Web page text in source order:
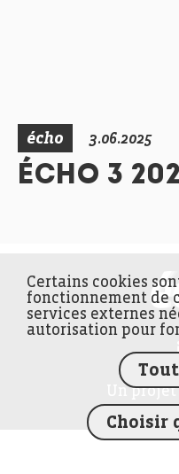
écho 3.06.2025
ÉCHO 3
Un
Certains cookies
fonctionnement de
services externes
autorisation pour
Choisir